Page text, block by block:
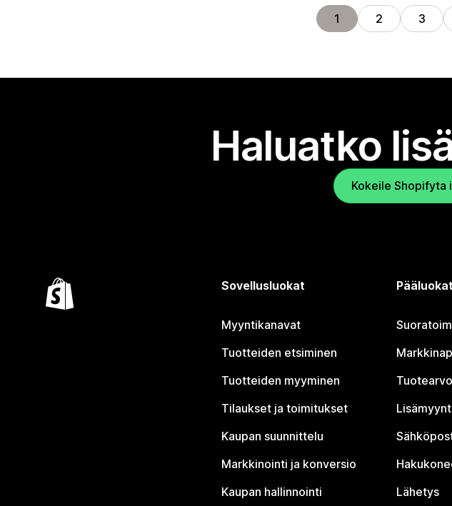
1 2 3
Haluatko
Kokeile Shopifyta
Sovellusluokat
Myyntikanavat
Tuotteiden etsiminen
Tuotteiden myyminen
Tilaukset ja toimitukset
Kaupan suunnittelu
Markkinointi ja konversio
Kaupan hallinnointi
Pääluokat
Lähetys